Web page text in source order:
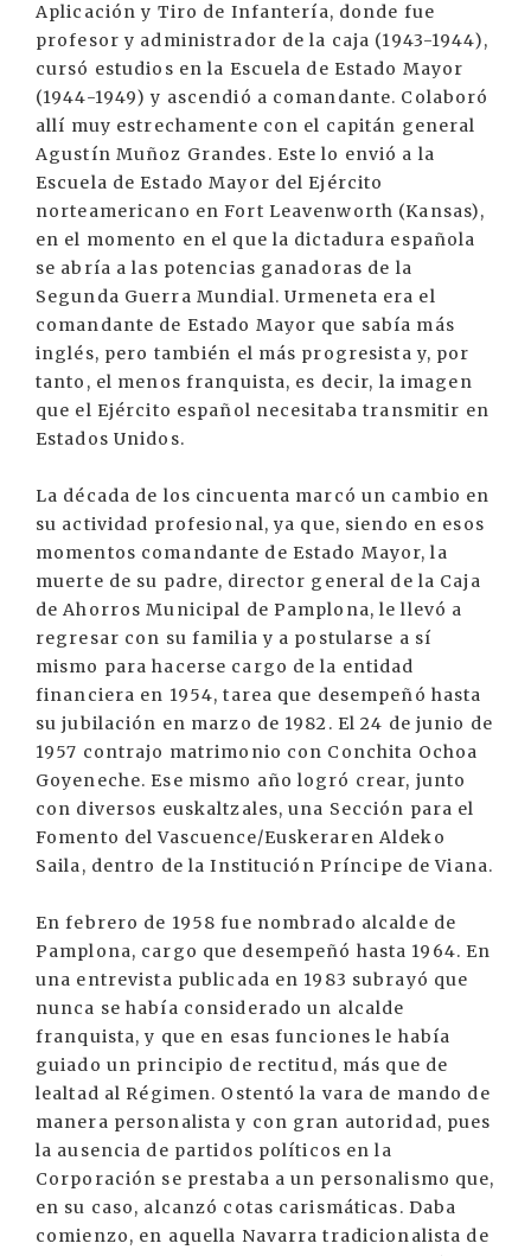
Aplicación y Tiro de Infantería, donde fue
profesor y administrador de la caja (1943-1944),
cursó estudios en la Escuela de Estado Mayor
(1944-1949) y ascendió a comandante. Colaboró
allí muy estrechamente con el capitán general
Agustín Muñoz Grandes. Este lo envió a la
Escuela de Estado Mayor del Ejército
norteamericano en Fort Leavenworth (Kansas),
en el momento en el que la dictadura española
se abría a las potencias ganadoras de la
Segunda Guerra Mundial. Urmeneta era el
comandante de Estado Mayor que sabía más
inglés, pero también el más progresista y, por
tanto, el menos franquista, es decir, la imagen
que el Ejército español necesitaba transmitir en
Estados Unidos.
La década de los cincuenta marcó un cambio en
su actividad profesional, ya que, siendo en esos
momentos comandante de Estado Mayor, la
muerte de su padre, director general de la Caja
de Ahorros Municipal de Pamplona, le llevó a
regresar con su familia y a postularse a sí
mismo para hacerse cargo de la entidad
financiera en 1954, tarea que desempeñó hasta
su jubilación en marzo de 1982. El 24 de junio de
1957 contrajo matrimonio con Conchita Ochoa
Goyeneche. Ese mismo año logró crear, junto
con diversos euskaltzales, una Sección para el
Fomento del Vascuence/Euskeraren Aldeko
Saila, dentro de la Institución Príncipe de Viana.
En febrero de 1958 fue nombrado alcalde de
Pamplona, cargo que desempeñó hasta 1964. En
una entrevista publicada en 1983 subrayó que
nunca se había considerado un alcalde
franquista, y que en esas funciones le había
guiado un principio de rectitud, más que de
lealtad al Régimen. Ostentó la vara de mando de
manera personalista y con gran autoridad, pues
la ausencia de partidos políticos en la
Corporación se prestaba a un personalismo que,
en su caso, alcanzó cotas carismáticas. Daba
comienzo, en aquella Navarra tradicionalista de